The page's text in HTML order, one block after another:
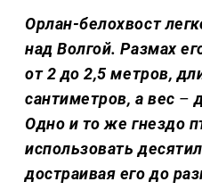
Орлан-белохвост
над Волгой. Размах
от 2 до 2,5 метров,
сантиметров, а вес –
Одно и то же гнездо
использовать
достраивая его до